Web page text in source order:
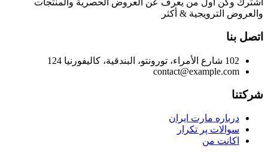
اشترك وكن أول من يعرف عن العروض الحصرية والمنتجات
والعروض الترويجية & أكثر
اتصل بنا
102 شارع الأمراء، تورونتو، البندقية، كاليفورنيا 124
contact@example.com
شركتنا
درباره مارت ایران
سوالات پر تکرار
اکانت من